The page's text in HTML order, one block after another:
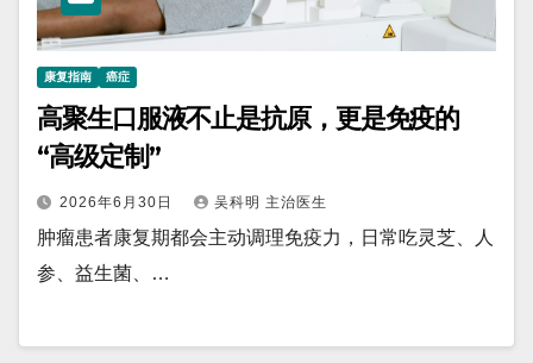
康复指南 癌症
高聚生口服液不止是抗原，更是免疫的
“高级定制”
2026年6月30日 吴科明 主治医生
肿瘤患者康复期都会主动调理免疫力，日常吃灵芝、人
参、益生菌、…